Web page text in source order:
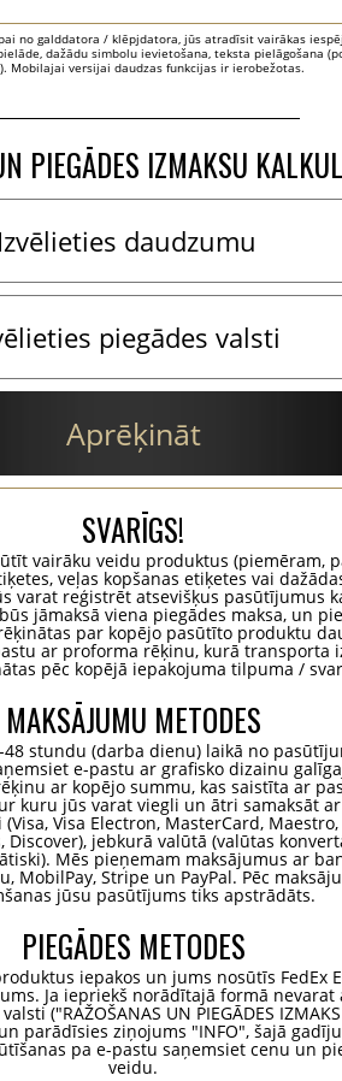
no galddatora / klēpjdatora, jūs atradīsit vairākas
dažādu simbolu ievietošana, teksta pielāgošana
Mobilajai versijai daudzas funkcijas ir ierobežotas.
PIEGĀDES IZMAKSU
Aprēķināt
SVARĪGS!
vairāku veidu produktus (piemēram,
veļas kopšanas etiķetes vai
varat reģistrēt atsevišķus pasūtījumus
jāmaksā viena piegādes maksa, un
par kopējo pasūtīto produktu
ar proforma rēķinu, kurā transporta
pēc kopējā iepakojuma tilpuma /
MAKSĀJUMU METODES
48 stundu (darba dienu) laikā no
e-pastu ar grafisko dizainu
ar kopējo summu, kas saistīta ar
kuru jūs varat viegli un ātri samaksāt
Visa Electron, MasterCard,
Discover), jebkurā valūtā (valūtas
Mēs pieņemam maksājumus ar
MobilPay, Stripe un PayPal. Pēc
jūsu pasūtījums tiks apstrādāts.
PIEGĀDES METODES
iepakos un jums nosūtīs FedEx
Ja iepriekš norādītajā formā nevarat
("RAŽOŠANAS UN PIEGĀDES
un parādīsies ziņojums "INFO", šajā
pa e-pastu saņemsiet cenu un
veidu.